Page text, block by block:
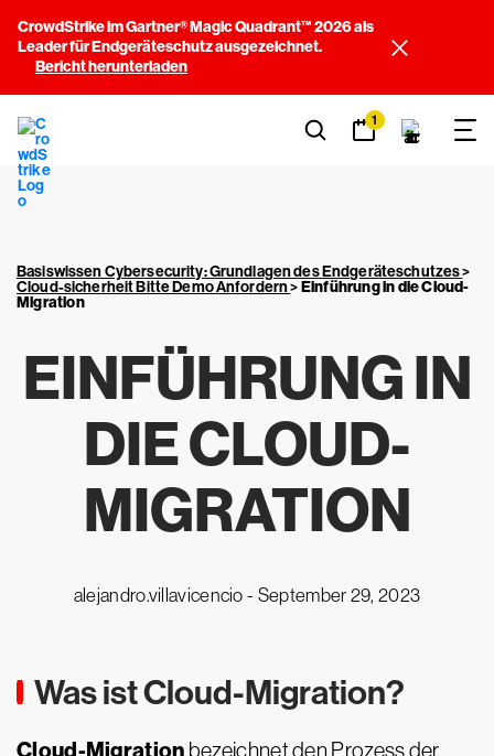
CrowdStrike im Gartner® Magic Quadrant™ 2026 als
Leader für Endgeräteschutz ausgezeichnet.
Bericht herunterladen
1
Basiswissen Cybersecurity: Grundlagen des Endgeräteschutzes>
Cloud-sicherheit Bitte Demo Anfordern>Einführung in die Cloud-
Migration
EINFÜHRUNG IN
DIE CLOUD-
MIGRATION
alejandro.villavicencio - September 29, 2023
Was ist Cloud-Migration?
Cloud-Migration bezeichnet den Prozess der